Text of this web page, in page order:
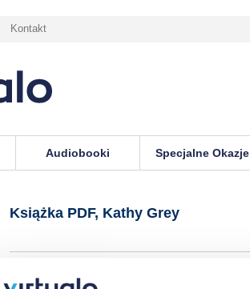
Kontakt
Audiobooki Specjalne Okazje
Książka PDF, Kathy Grey